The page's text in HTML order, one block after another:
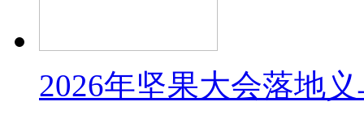
2026年坚果大会落地